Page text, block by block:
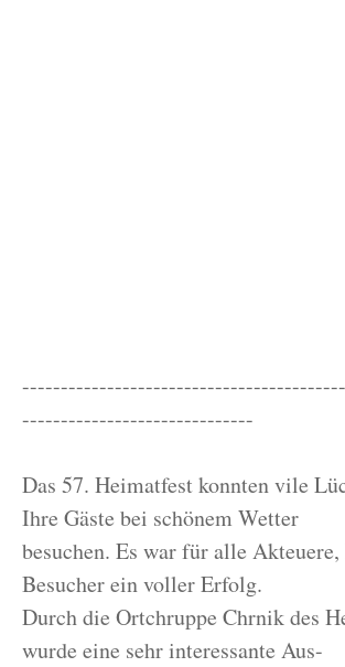
------------------------------
Das 57. Heimatfest konnten vile
Ihre Gäste bei schönem Wetter
besuchen. Es war für alle
Besucher ein voller Erfolg.
Durch die Ortchruppe Chrnik des
wurde eine sehr interessante Aus-